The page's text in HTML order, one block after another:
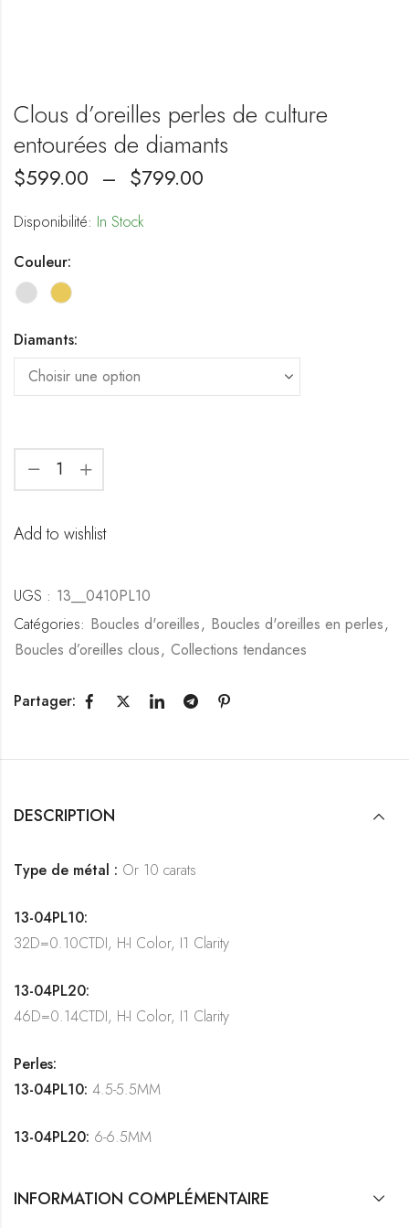
Clous d’oreilles perles de culture
entourées de diamants
$599.00 – $799.00
Disponibilité: In Stock
Couleur:
Diamants:
Add to wishlist
UGS : 13__0410PL10
Catégories: Boucles d'oreilles, Boucles d'oreilles en perles,
Boucles d’oreilles clous, Collections tendances
Partager:
DESCRIPTION
Type de métal : Or 10 carats
13-04PL10:
32D=0.10CTDI, H-I Color, I1 Clarity
13-04PL20:
46D=0.14CTDI, H-I Color, I1 Clarity
Perles:
13-04PL10: 4.5-5.5MM
13-04PL20: 6-6.5MM
INFORMATION COMPLÉMENTAIRE